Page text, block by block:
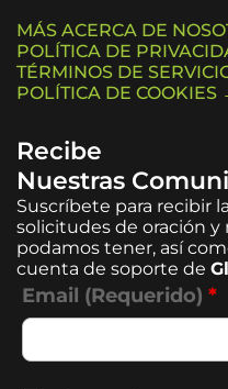
MÁS ACERCA DE
POLÍTICA DE
TÉRMINOS DE
POLÍTICA DE COOKIES
Recibe
Nuestras
Suscríbete para recibir
solicitudes de oración y
podamos tener, así
cuenta de soporte de
Email (Requerido) *